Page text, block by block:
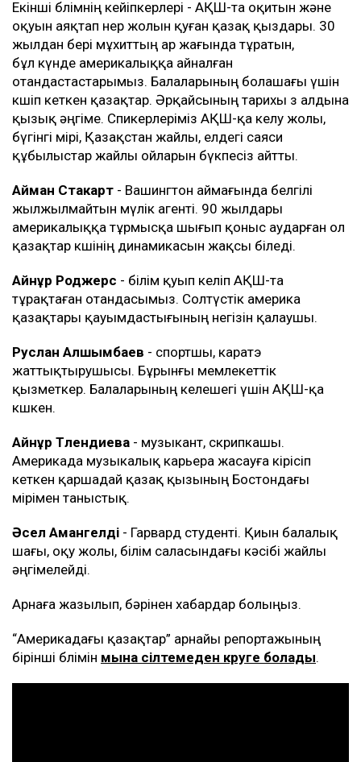
Екінші бөлімнің кейіпкерлері - АҚШ-та оқитын және
оқуын аяқтап өнер жолын қуған қазақ қыздары. 30
жылдан бері мұхиттың ар жағында тұратын,
бұл күнде америкалыққа айналған
отандастастарымыз. Балаларының болашағы үшін
көшіп кеткен қазақтар. Әрқайсының тарихы өз алдына
қызық әңгіме. Спикерлеріміз АҚШ-қа келу жолы,
бүгінгі өмірі, Қазақстан жайлы, елдегі саяси
құбылыстар жайлы ойларын бүкпесіз айтты.
Айман Стакарт - Вашингтон аймағында белгілі
жылжылмайтын мүлік агенті. 90 жылдары
америкалыққа тұрмысқа шығып қоныс аударған ол
қазақтар көшінің динамикасын жақсы біледі.
Айнұр Роджерс - білім қуып келіп АҚШ-та
тұрақтаған отандасымыз. Солтүстік америка
қазақтары қауымдастығының негізін қалаушы.
Руслан Алшымбаев - спортшы, каратэ
жаттықтырушысы. Бұрынғы мемлекеттік
қызметкер. Балаларының келешегі үшін АҚШ-қа
көшкен.
Айнұр Төлендиева - музыкант, скрипкашы.
Америкада музыкалық карьера жасауға кірісіп
кеткен қаршадай қазақ қызының Бостондағы
өмірімен таныстық.
Әсел Амангелді - Гарвард студенті. Қиын балалық
шағы, оқу жолы, білім саласындағы кәсібі жайлы
әңгімелейді.
Арнаға жазылып, бәрінен хабардар болыңыз.
“Америкадағы қазақтар” арнайы репортажының
бірінші бөлімін мына сілтемеден көруге болады.